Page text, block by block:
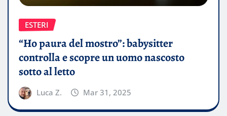
ESTERI
“Ho paura del mostro”: babysitter
controlla e scopre un uomo nascosto
sotto al letto
Luca Z. Mar 31, 2025